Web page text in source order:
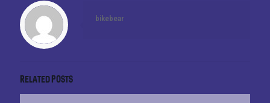
bikebear
Related posts